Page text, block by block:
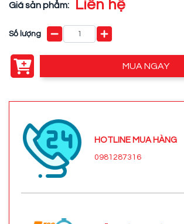
Giá sản phẩm: Liên hệ
Số lượng
MUA NGAY
HOTLINE MUA HÀNG
0981287316